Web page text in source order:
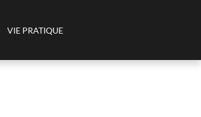
VIE PRATIQUE